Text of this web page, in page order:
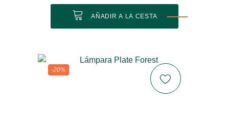
AÑADIR A LA CESTA
-20%